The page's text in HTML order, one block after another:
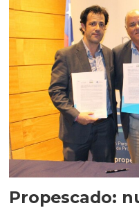
Propescado: